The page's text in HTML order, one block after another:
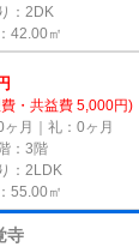
：2DK
42.00㎡
・共益費 5,000円)
ヶ月｜礼：0ヶ月
：3階
：2LDK
55.00㎡
寺